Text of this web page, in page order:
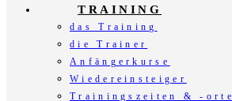
TRAINING
das Training
die Trainer
Anfängerkurse
Wiedereinsteiger
Trainingszeiten & -orte